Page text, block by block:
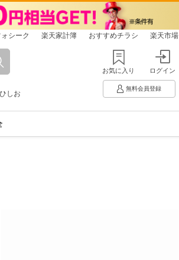
シーク 楽天家計簿 おすすめチラシ 楽天市場
ひしお
お気に入り ログイン
無料会員登録